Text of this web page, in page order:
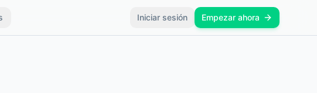
Iniciar sesión Empezar ahora